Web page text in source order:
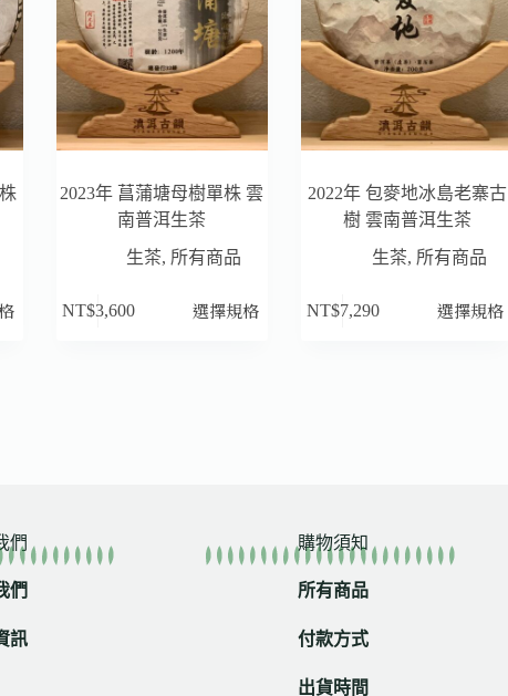
2023年 菖蒲塘母樹單株 雲
南普洱生茶
生茶, 所有商品
NT$3,600 選擇規格
2022年 包麥地冰島老寨古
樹 雲南普洱生茶
生茶, 所有商品
NT$7,290 選擇規格
們
們
訊
購物須知
所有商品
付款方式
出貨時間